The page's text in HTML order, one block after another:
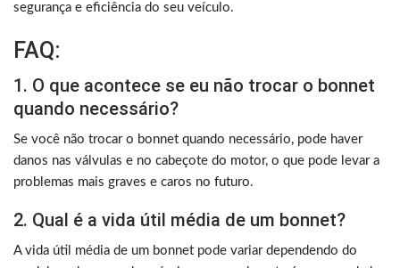
segurança e eficiência do seu veículo.
FAQ:
1. O que acontece se eu não trocar o bonnet
quando necessário?
Se você não trocar o bonnet quando necessário, pode haver
danos nas válvulas e no cabeçote do motor, o que pode levar a
problemas mais graves e caros no futuro.
2. Qual é a vida útil média de um bonnet?
A vida útil média de um bonnet pode variar dependendo do